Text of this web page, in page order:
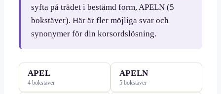
syfta på trädet i bestämd form, APELN (5
bokstäver). Här är fler möjliga svar och
synonymer för din korsordslösning.
APEL
4 bokstäver
APELN
5 bokstäver